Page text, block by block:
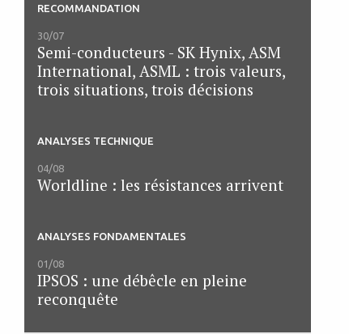
RECOMMANDATION
30/07
Semi-conducteurs - SK Hynix, ASM
International, ASML : trois valeurs,
trois situations, trois décisions
ANALYSES TECHNIQUE
04/08
Worldline : les résistances arrivent
ANALYSES FONDAMENTALES
01/08
IPSOS : une débêcle en pleine
reconquête